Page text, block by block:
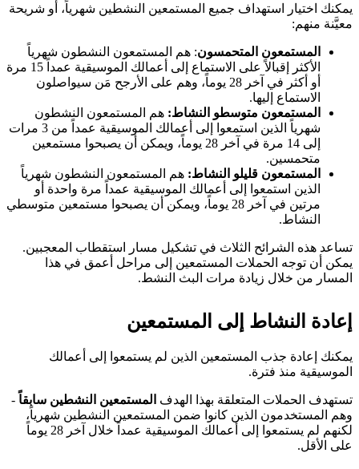
يمكنك اختيار استهداف جميع المستمعين النشطين شهرياً، أو شريحة
معيَّنة منهم:
المستمعون المتحمسون: هم المستمعون النشطون شهرياً
الأكثر إقبالاً على الاستماع إلى أعمالك الموسيقية عمداً 15 مرة
أو أكثر في آخر 28 يوماً، وهم على الأرجح مَن سيواصلون
الاستماع إليها.
المستمعون متوسطو النشاط: هم المستمعون النشطون
شهرياً الذين استمعوا إلى أعمالك الموسيقية عمداً من 3 مرات
إلى 14 مرة في آخر 28 يوماً، ويمكن أن يصبحوا مستمعين
متحمسين.
المستمعون قليلو النشاط: هم المستمعون النشطون شهرياً
الذين استمعوا إلى أعمالك الموسيقية عمداً مرة واحدة أو
مرتين في آخر 28 يوماً، ويمكن أن يصبحوا مستمعين متوسطي
النشاط.
تساعد هذه الشرائح الثلاث في تشكيل مسار استقطاب المعجبين.
يمكن أن توجه الحملات المستمعين إلى مراحل أعمق في هذا
المسار من خلال زيادة مرات البث النشط.
إعادة النشاط إلى المستمعين
يمكنك إعادة جذب المستمعين الذين لم يستمعوا إلى أعمالك
الموسيقية منذ فترة.
تستهدف الحملات المتعلقة بهذا الهدف المستمعين النشطين سابقاً -
وهم المستخدمون الذين كانوا ضمن المستمعين النشطين شهرياً،
لكنهم لم يستمعوا إلى أعمالك الموسيقية عمداً خلال آخر 28 يوماً
على الأقل.